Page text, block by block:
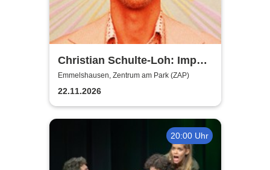
Christian Schulte-Loh: Import
Export
Emmelshausen, Zentrum am Park (ZAP)
22.11.2026
20:00 Uhr